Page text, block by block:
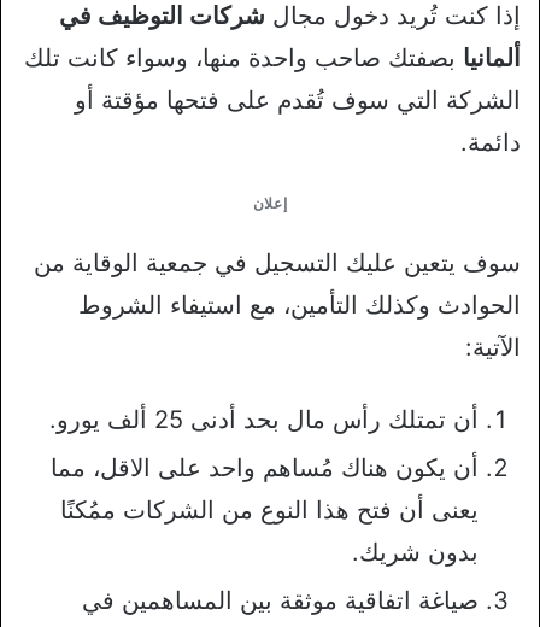
إذا كنت تُريد دخول مجال شركات التوظيف في
ألمانيا بصفتك صاحب واحدة منها، وسواء كانت تلك
الشركة التي سوف تُقدم على فتحها مؤقتة أو
دائمة.
إعلان
سوف يتعين عليك التسجيل في جمعية الوقاية من
الحوادث وكذلك التأمين، مع استيفاء الشروط
الآتية:
أن تمتلك رأس مال بحد أدنى 25 ألف يورو.
أن يكون هناك مُساهم واحد على الاقل، مما
يعنى أن فتح هذا النوع من الشركات ممُكنًا
بدون شريك.
صياغة اتفاقية موثقة بين المساهمين في